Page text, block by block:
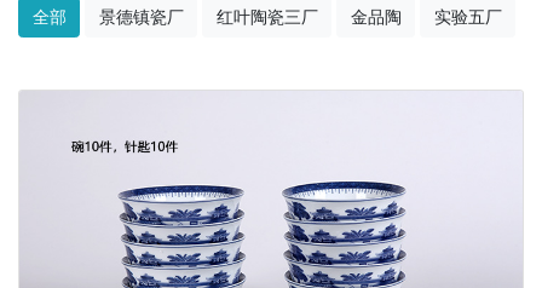
全部 景德镇瓷厂 红叶陶瓷三厂 金品陶 实验五厂